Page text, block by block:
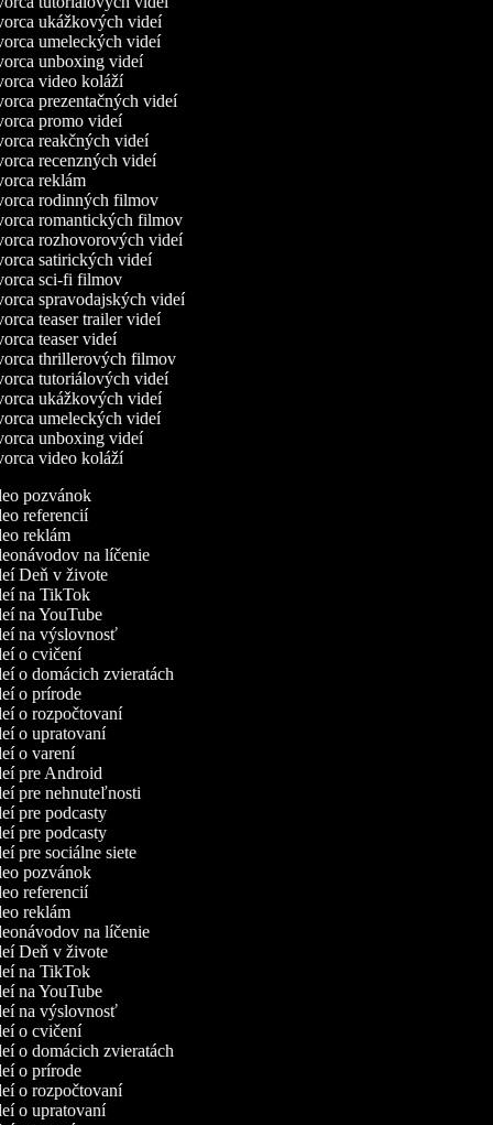
ukážkových videí
umeleckých videí
unboxing videí
video koláží
prezentačných videí
promo videí
reakčných videí
recenzných videí
reklám
rodinných filmov
romantických filmov
rozhovorových videí
satirických videí
sci-fi filmov
spravodajských videí
teaser trailer videí
teaser videí
thrillerových filmov
tutoriálových videí
ukážkových videí
umeleckých videí
unboxing videí
video koláží
pozvánok
referencií
reklám
na líčenie
Deň v živote
na TikTok
na YouTube
na výslovnosť
o cvičení
o domácich zvieratách
o prírode
o rozpočtovaní
o upratovaní
o varení
pre Android
pre nehnuteľnosti
pre podcasty
pre podcasty
pre sociálne siete
pozvánok
referencií
reklám
na líčenie
Deň v živote
na TikTok
na YouTube
na výslovnosť
o cvičení
o domácich zvieratách
o prírode
o rozpočtovaní
o upratovaní